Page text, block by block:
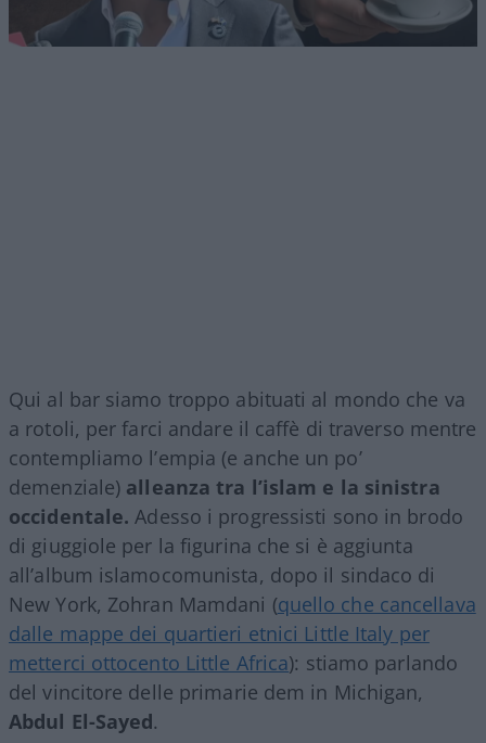
Qui al bar siamo troppo abituati al mondo che va
a rotoli, per farci andare il caffè di traverso mentre
contempliamo l’empia (e anche un po’
demenziale) alleanza tra l’islam e la sinistra
occidentale. Adesso i progressisti sono in brodo
di giuggiole per la figurina che si è aggiunta
all’album islamocomunista, dopo il sindaco di
New York, Zohran Mamdani (quello che cancellava
dalle mappe dei quartieri etnici Little Italy per
metterci ottocento Little Africa): stiamo parlando
del vincitore delle primarie dem in Michigan,
Abdul El-Sayed.